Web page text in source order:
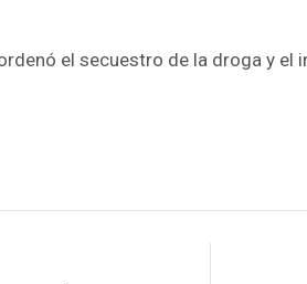
el secuestro de la droga y el